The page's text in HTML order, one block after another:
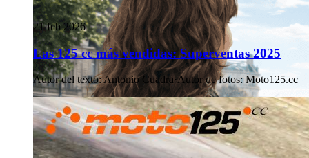
21 feb 2026
Las 125 cc más vendidas: Superventas 2025
Autor del texto:Antonio Cuadra·Autor de fotos: Moto125.cc